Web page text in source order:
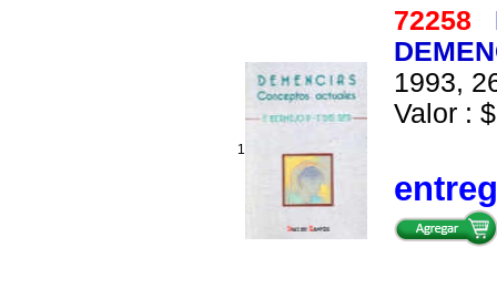
1
72258
1993,
Valor :